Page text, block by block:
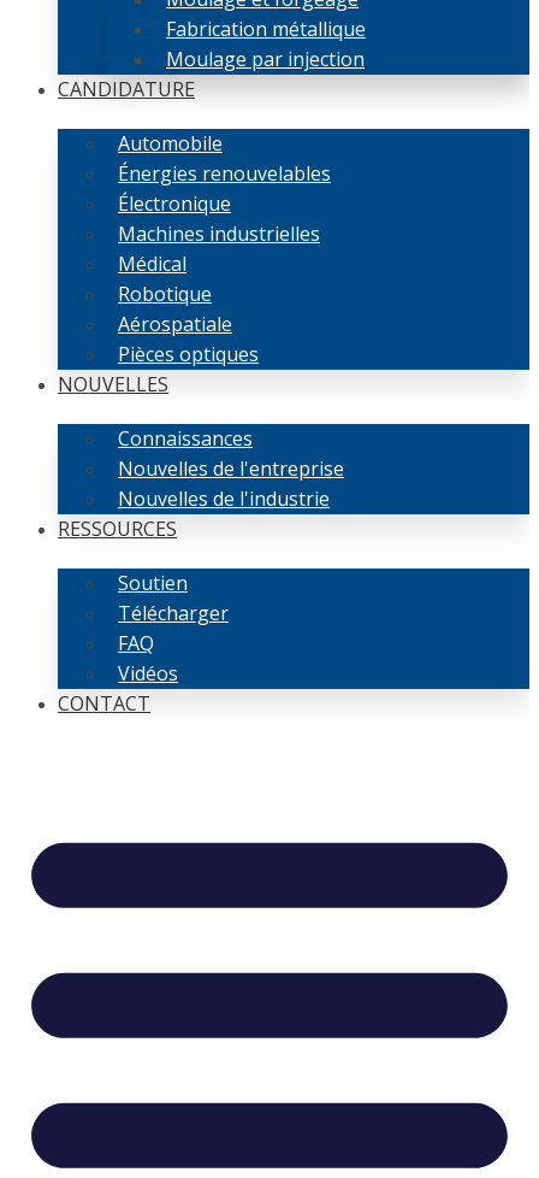
Fabrication métallique
Moulage par injection
CANDIDATURE
Automobile
Énergies renouvelables
Électronique
Machines industrielles
Médical
Robotique
Aérospatiale
Pièces optiques
NOUVELLES
Connaissances
Nouvelles de l'entreprise
Nouvelles de l'industrie
RESSOURCES
Soutien
Télécharger
FAQ
Vidéos
CONTACT